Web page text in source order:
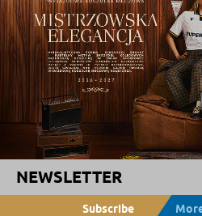
NEWSLETTER
Subscribe